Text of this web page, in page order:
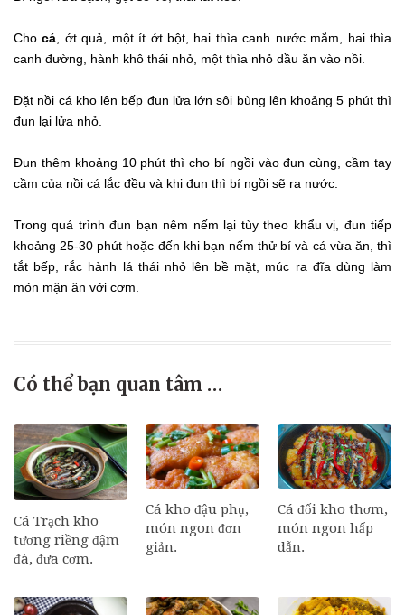
Chocá , ớt quả, một ít ớt bột, hai thìa canh nước mắm, hai thìa
canh đường, hành khô thái nhỏ, một thìa nhỏ dầu ăn vào nồi.
Đặt nồi cá kho lên bếp đun lửa lớn sôi bùng lên khoảng 5 phút thì
đun lại lửa nhỏ.
Đun thêm khoảng 10 phút thì cho bí ngồi vào đun cùng, cầm tay
cầm của nồi cá lắc đều và khi đun thì bí ngồi sẽ ra nước.
Trong quá trình đun bạn nêm nếm lại tùy theo khẩu vị, đun tiếp
khoảng 25-30 phút hoặc đến khi bạn nếm thử bí và cá vừa ăn, thì
tắt bếp, rắc hành lá thái nhỏ lên bề mặt, múc ra đĩa dùng làm
món mặn ăn với cơm.
Có thể bạn quan tâm …
Cá Trạch kho
tương riềng đậm
đà, đưa cơm.
Cá kho đậu phụ,
món ngon đơn
giản.
Cá đối kho thơm,
món ngon hấp
dẫn.